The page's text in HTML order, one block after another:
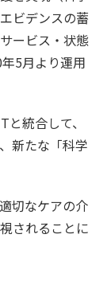
ビデンスの蓄
ービス・状態
5月より運用
統合して、
新たな「科学
切なケアの介
されることに